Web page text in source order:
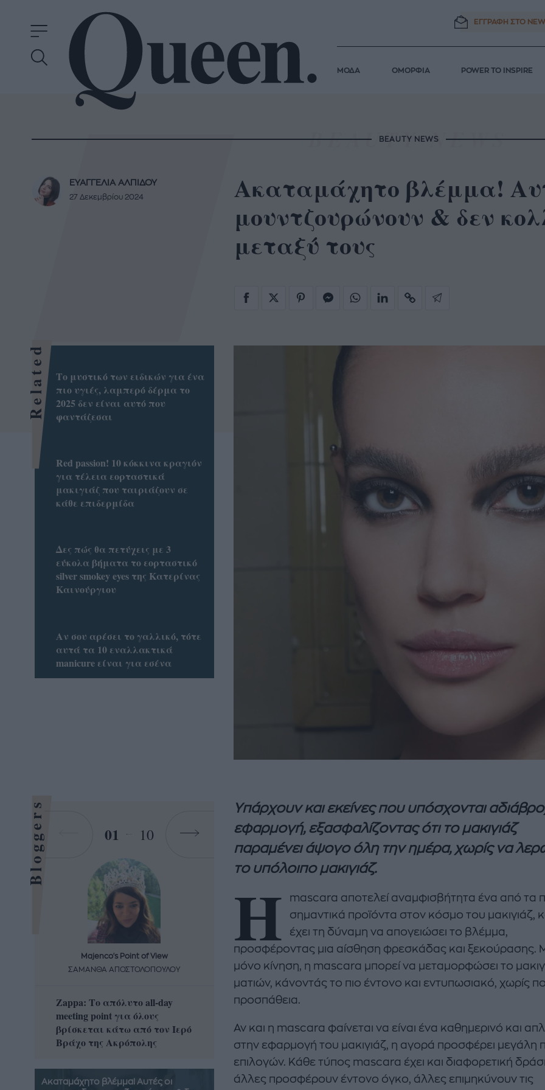
ΕΓΓΡΑΦΗ ΣΤΟ
ΜΟΔΑ ΟΜΟΡΦΙΑ POWER TO INSPIRE
BEAUTY NEWS
Ακαταμάχητο βλέμμα!
μουντζουρώνουν & δεν
μεταξύ τους
ΕΥΑΓΓΕΛΙΑ ΑΛΠΙΔΟΥ
27 Δεκεμβρίου 2024
Υπάρχουν και εκείνες που υπόσχονται
εφαρμογή, εξασφαλίζοντας ότι το μακιγιάζ
παραμένει άψογο όλη την ημέρα, χωρίς να
το υπόλοιπο μακιγιάζ.
Η
mascara αποτελεί αναμφισβήτητα ένα από τα
σημαντικά προϊόντα στον κόσμο του μακιγιάζ,
έχει τη δύναμη να απογειώσει το βλέμμα,
προσφέροντας μια αίσθηση φρεσκάδας και ξεκούρασης.
μόνο κίνηση, η mascara μπορεί να μεταμορφώσει το
ματιών, κάνοντάς το πιο έντονο και εντυπωσιακό, χωρίς
προσπάθεια.
Αν και η mascara φαίνεται να είναι ένα καθημερινό και
στην εφαρμογή του μακιγιάζ, η αγορά προσφέρει μεγάλη
επιλογών. Κάθε τύπος mascara έχει και διαφορετική
άλλες προσφέρουν έντονο όγκο, άλλες επιμηκύνουν τις
Related
Το μυστικό των ειδικών για ένα
πιο υγιές, λαμπερό δέρμα το
2025 δεν είναι αυτό που
φαντάζεσαι
Red passion! 10 κόκκινα κραγιόν
για τέλεια εορταστικά
μακιγιάζ που ταιριάζουν σε
κάθε επιδερμίδα
Δες πώς θα πετύχεις με 3
εύκολα βήματα το εορταστικό
silver smokey eyes της Κατερίνας
Καινούργιου
Αν σου αρέσει το γαλλικό, τότε
αυτά τα 10 εναλλακτικά
manicure είναι για εσένα
Bloggers 01 10
Majenco's Point of View
ΣΑΜΑΝΘΑ ΑΠΟΣΤΟΛΟΠΟΥΛΟΥ
Zappa: Το απόλυτο all-day
meeting point για όλους
βρίσκεται κάτω από τον Ιερό
Βράχο της Ακρόπολης
Majenco's Point of View
ΣΑΜΑΝΘΑ ΑΠΟΣΤΟΛΟΠΟΥΛΟΥ
Η απόλυτη καλοκαιρινή
καρπούζι, φέτα και φράουλες
που θα λατρέψετε
A STORY BY KORI
ΔΑΦΝΗ ΚΑΡΑΒΟΚΥΡΗ
πανικού νόμιζα πως θα
πεθάνω»
Ακαταμάχητο βλέμμα! Αυτές οι